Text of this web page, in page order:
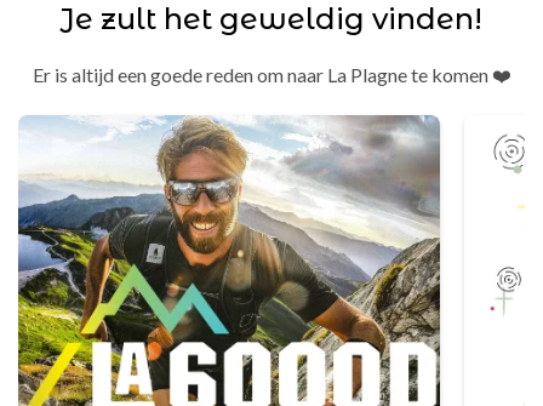
Je zult het geweldig vinden!
Er is altijd een goede reden om naar La Plagne te komen ❤️